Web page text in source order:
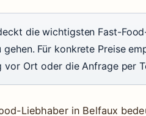
die wichtigsten Fast-
gehen. Für konkrete Preise
vor Ort oder die Anfrage per
Liebhaber in Belfaux